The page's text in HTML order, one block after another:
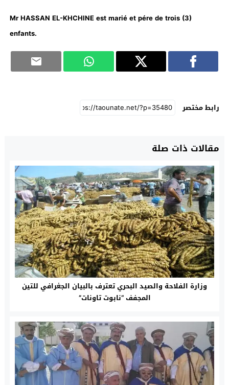
Mr HASSAN EL-KHCHINE est marié et pére de trois (3)
enfants.
رابط مختصر
مقالات ذات صلة
وزارة الفلاحة والصيد البحري تعترف بالبيان الجغرافي للتين
المجفف “نابوت تاونات”